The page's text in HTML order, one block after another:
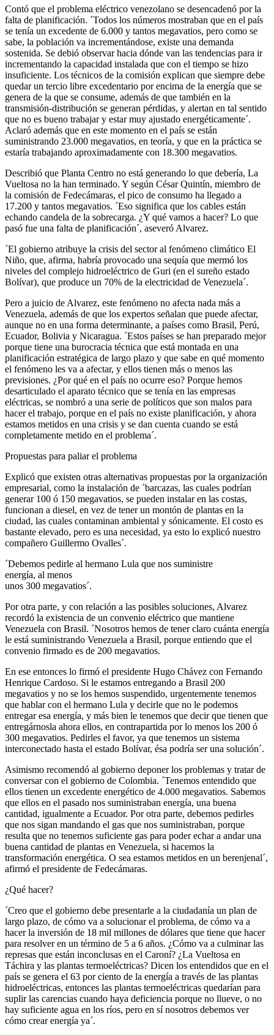
Contó que el problema eléctrico venezolano se desencadenó por la
falta de planificación. ´Todos los números mostraban que en el país
se tenía un excedente de 6.000 y tantos megavatios, pero como se
sabe, la población va incrementándose, existe una demanda
sostenida. Se debió observar hacia dónde van las tendencias para ir
incrementando la capacidad instalada que con el tiempo se hizo
insuficiente. Los técnicos de la comisión explican que siempre debe
quedar un tercio libre excedentario por encima de la energía que se
genera de la que se consume, además de que también en la
transmisión-distribución se generan pérdidas, y alertan en tal sentido
que no es bueno trabajar y estar muy ajustado energéticamente´.
Aclaró además que en este momento en el país se están
suministrando 23.000 megavatios, en teoría, y que en la práctica se
estaría trabajando aproximadamente con 18.300 megavatios.
Describió que Planta Centro no está generando lo que debería, La
Vueltosa no la han terminado. Y según César Quintín, miembro de
la comisión de Fedecámaras, el pico de consumo ha llegado a
17.200 y tantos megavatios. ´Eso significa que los cables están
echando candela de la sobrecarga. ¿Y qué vamos a hacer? Lo que
pasó fue una falta de planificación´, aseveró Alvarez.
´El gobierno atribuye la crisis del sector al fenómeno climático El
Niño, que, afirma, habría provocado una sequía que mermó los
niveles del complejo hidroeléctrico de Guri (en el sureño estado
Bolívar), que produce un 70% de la electricidad de Venezuela´.
Pero a juicio de Alvarez, este fenómeno no afecta nada más a
Venezuela, además de que los expertos señalan que puede afectar,
aunque no en una forma determinante, a países como Brasil, Perú,
Ecuador, Bolivia y Nicaragua. ´Estos países se han preparado mejor
porque tiene una burocracia técnica que está montada en una
planificación estratégica de largo plazo y que sabe en qué momento
el fenómeno les va a afectar, y ellos tienen más o menos las
previsiones. ¿Por qué en el país no ocurre eso? Porque hemos
desarticulado el aparato técnico que se tenía en las empresas
eléctricas, se nombró a una serie de políticos que son malos para
hacer el trabajo, porque en el país no existe planificación, y ahora
estamos metidos en una crisis y se dan cuenta cuando se está
completamente metido en el problema´.
Propuestas para paliar el problema
Explicó que existen otras alternativas propuestas por la organización
empresarial, como la instalación de ´barcazas, las cuales podrían
generar 100 ó 150 megavatios, se pueden instalar en las costas,
funcionan a diesel, en vez de tener un montón de plantas en la
ciudad, las cuales contaminan ambiental y sónicamente. El costo es
bastante elevado, pero es una necesidad, ya esto lo explicó nuestro
compañero Guillermo Ovalles´.
´Debemos pedirle al hermano Lula que nos suministre
energía, al menos
unos 300 megavatios´.
Por otra parte, y con relación a las posibles soluciones, Alvarez
recordó la existencia de un convenio eléctrico que mantiene
Venezuela con Brasil. ´Nosotros hemos de tener claro cuánta energía
le está suministrando Venezuela a Brasil, porque entiendo que el
convenio firmado es de 200 megavatios.
En ese entonces lo firmó el presidente Hugo Chávez con Fernando
Henrique Cardoso. Si le estamos entregando a Brasil 200
megavatios y no se los hemos suspendido, urgentemente tenemos
que hablar con el hermano Lula y decirle que no le podemos
entregar esa energía, y más bien le tenemos que decir que tienen que
entregárnosla ahora ellos, en contrapartida por lo menos los 200 ó
300 megavatios. Pedirles el favor, ya que tenemos un sistema
interconectado hasta el estado Bolívar, ésa podría ser una solución´.
Asimismo recomendó al gobierno deponer los problemas y tratar de
conversar con el gobierno de Colombia. ´Tenemos entendido que
ellos tienen un excedente energético de 4.000 megavatios. Sabemos
que ellos en el pasado nos suministraban energía, una buena
cantidad, igualmente a Ecuador. Por otra parte, debemos pedirles
que nos sigan mandando el gas que nos suministraban, porque
resulta que no tenemos suficiente gas para poder echar a andar una
buena cantidad de plantas en Venezuela, si hacemos la
transformación energética. O sea estamos metidos en un berenjenal´,
afirmó el presidente de Fedecámaras.
¿Qué hacer?
´Creo que el gobierno debe presentarle a la ciudadanía un plan de
largo plazo, de cómo va a solucionar el problema, de cómo va a
hacer la inversión de 18 mil millones de dólares que tiene que hacer
para resolver en un término de 5 a 6 años. ¿Cómo va a culminar las
represas que están inconclusas en el Caroní? ¿La Vueltosa en
Táchira y las plantas termoeléctricas? Dicen los entendidos que en el
país se genera el 63 por ciento de la energía a través de las plantas
hidroeléctricas, entonces las plantas termoeléctricas quedarían para
suplir las carencias cuando haya deficiencia porque no llueve, o no
hay suficiente agua en los ríos, pero en sí nosotros debemos ver
cómo crear energía ya´.